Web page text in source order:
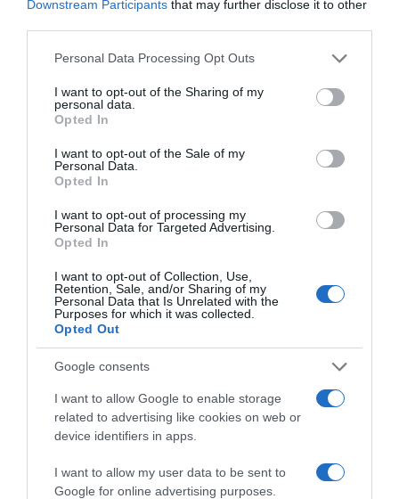
Downstream Participants that may further disclose it to other
Please note that this website/app uses one or more Google
not limited to your visit or usage behaviour. You may click to
grant or deny consent to Google and its third-party tags to
use your data for below specified purposes in below Google
consent section.
Personal Data Processing Opt Outs
I want to opt-out of the Sharing of my
personal data.
Opted In
I want to opt-out of the Sale of my
Personal Data.
Opted In
I want to opt-out of processing my
Personal Data for Targeted Advertising.
Opted In
I want to opt-out of Collection, Use,
Retention, Sale, and/or Sharing of my
Personal Data that Is Unrelated with the
Purposes for which it was collected.
Opted Out
Google consents
I want to allow Google to enable storage
related to advertising like cookies on web or
device identifiers in apps.
I want to allow my user data to be sent to
Google for online advertising purposes.
ΠΕΙΡΑΙΩΣ: 9,2800 -1,69%
πηγή στην Google
Ειδήσεις σήμερα
Πάνω από 300 έλεγχοι στις παραλίες με
drones και MyCoast – Πρόστιμα έως
73.000 ευρώ και σφραγίσεις επιχειρήσεων
Θεοδωρικάκος: “Συμβάλλουμε στην εθνική
ασφάλεια της πατρίδας μας με νέο
αναπτυξιακό καθεστώς για την Άμυνα”
Οκτώ χρήσιμες οδηγίες για την ασφάλεια
Σταυρό